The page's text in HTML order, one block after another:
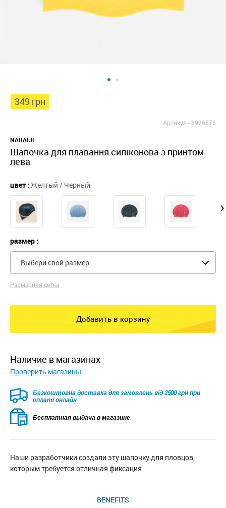
349 грн
Артикул -8926576
NABAIJI
Шапочка для плавання силіконова з принтом
лева
цвет : Желтый / Черный
›
размер :
Выбери свой размер
Размерная сетка
Добавить в корзину
наличие в магазинах
Проверить магазины
Безкоштовна доставка для замовлень від 2500 грн при
оплаті онлайн
Бесплатная выдача в магазине
Наши разработчики создали эту шапочку для пловцов,
которым требуется отличная фиксация.
BENEFITS